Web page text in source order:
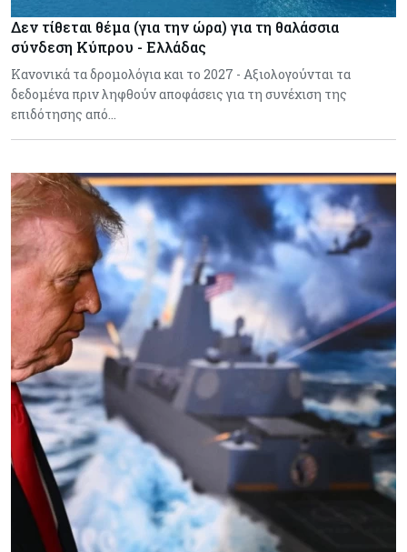
Δεν τίθεται θέμα (για την ώρα) για τη θαλάσσια
σύνδεση Κύπρου - Ελλάδας
Κανονικά τα δρομολόγια και το 2027 - Αξιολογούνται τα
δεδομένα πριν ληφθούν αποφάσεις για τη συνέχιση της
επιδότησης από…